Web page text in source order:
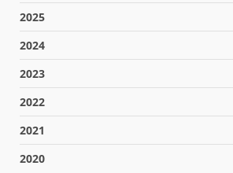
2025
2024
2023
2022
2021
2020